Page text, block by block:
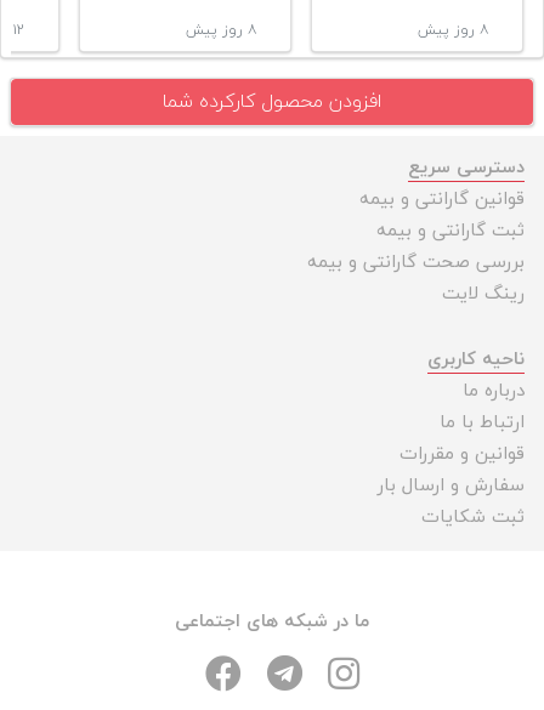
۸ روز پیش ۸ روز پیش ۱۲ روز پیش
افزودن محصول کارکرده شما
دسترسی سریع
قوانین گارانتی و بیمه
ثبت گارانتی و بیمه
بررسی صحت گارانتی و بیمه
رینگ لایت
ناحیه کاربری
درباره ما
ارتباط با ما
قوانین و مقررات
سفارش و ارسال بار
ثبت شکایات
ما در شبکه های اجتماعی